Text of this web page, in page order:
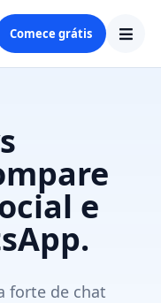
Comece grátis
e
forte de chat